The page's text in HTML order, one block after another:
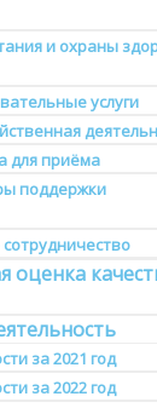
и охраны
услуги
для приёма
поддержки
оценка
за 2021 год
за 2022 год